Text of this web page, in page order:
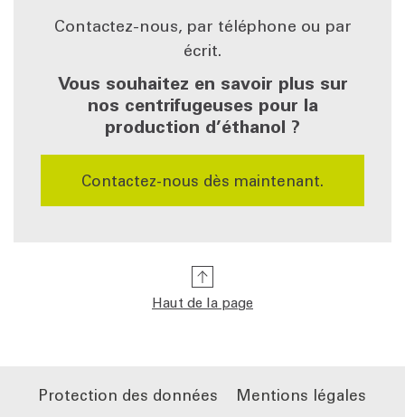
Contactez-nous, par téléphone ou par
écrit.
Vous souhaitez en savoir plus sur
nos centrifugeuses pour la
production d’éthanol ?
Contactez-nous dès maintenant.
Haut de la page
Protection des données
Mentions légales